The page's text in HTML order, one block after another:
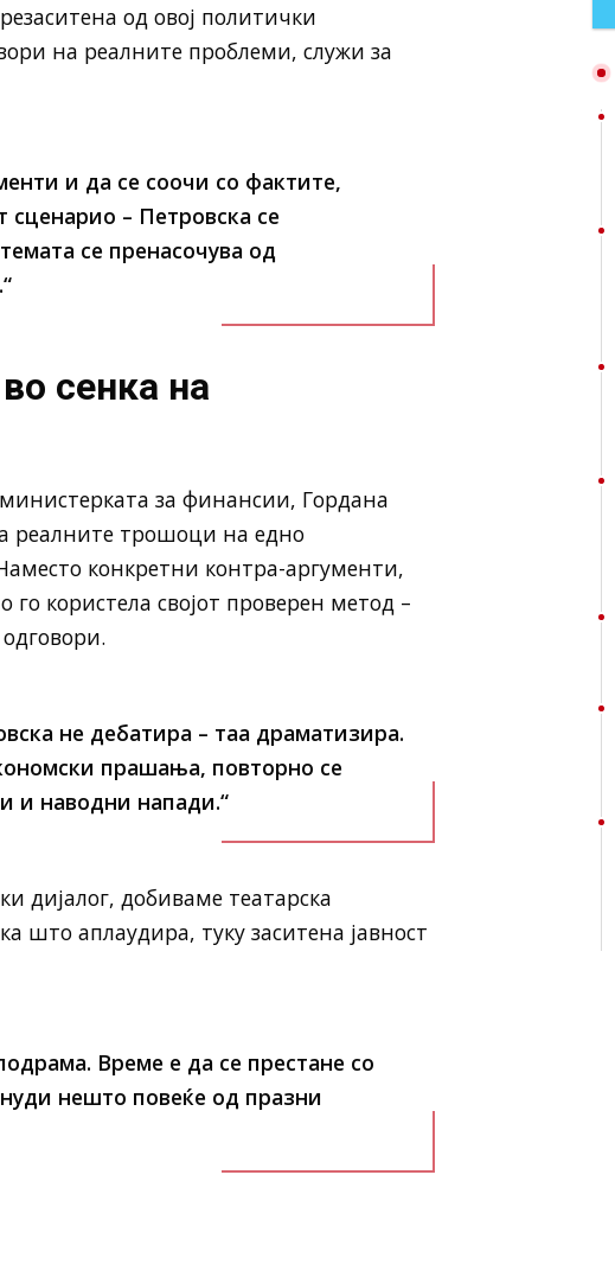
од овој политички
на реалните проблеми, служи за
и да се соочи со фактите,
– Петровска се
се пренасочува од
сенка на
за финансии, Гордана
реалните трошоци на едно
конкретни контра-аргументи,
користела својот проверен метод –
не дебатира – таа драматизира.
прашања, повторно се
и наводни напади.“
добиваме театарска
што аплаудира, туку заситена јавност
Време е да се престане со
нешто повеќе од празни